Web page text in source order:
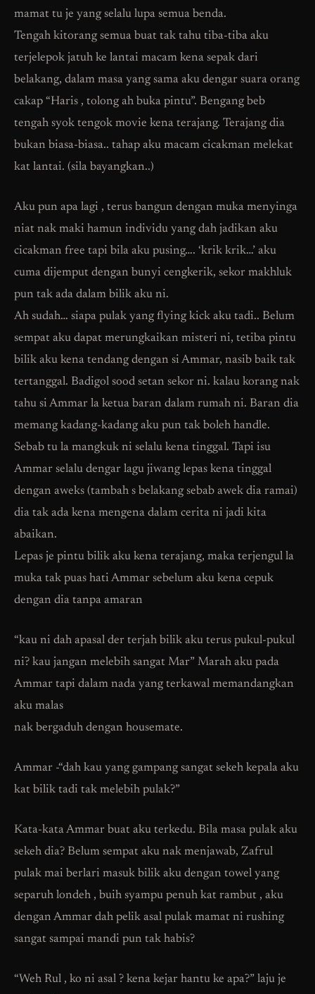
mamat tu je yang selalu lupa semua benda.
Tengah kitorang semua buat tak tahu tiba-tiba aku
terjelepok jatuh ke lantai macam kena sepak dari
belakang, dalam masa yang sama aku dengar suara orang
cakap “Haris , tolong ah buka pintu”. Bengang beb
tengah syok tengok movie kena terajang. Terajang dia
bukan biasa-biasa.. tahap aku macam cicakman melekat
kat lantai. (sila bayangkan..)
Aku pun apa lagi , terus bangun dengan muka menyinga
niat nak maki hamun individu yang dah jadikan aku
cicakman free tapi bila aku pusing…. ‘krik krik…’ aku
cuma dijemput dengan bunyi cengkerik, sekor makhluk
pun tak ada dalam bilik aku ni.
Ah sudah… siapa pulak yang flying kick aku tadi.. Belum
sempat aku dapat merungkaikan misteri ni, tetiba pintu
bilik aku kena tendang dengan si Ammar, nasib baik tak
tertanggal. Badigol sood setan sekor ni. kalau korang nak
tahu si Ammar la ketua baran dalam rumah ni. Baran dia
memang kadang-kadang aku pun tak boleh handle.
Sebab tu la mangkuk ni selalu kena tinggal. Tapi isu
Ammar selalu dengar lagu jiwang lepas kena tinggal
dengan aweks (tambah s belakang sebab awek dia ramai)
dia tak ada kena mengena dalam cerita ni jadi kita
abaikan.
Lepas je pintu bilik aku kena terajang, maka terjengul la
muka tak puas hati Ammar sebelum aku kena cepuk
dengan dia tanpa amaran
“kau ni dah apasal der terjah bilik aku terus pukul-pukul
ni? kau jangan melebih sangat Mar” Marah aku pada
Ammar tapi dalam nada yang terkawal memandangkan
aku malas
nak bergaduh dengan housemate.
Ammar -“dah kau yang gampang sangat sekeh kepala aku
kat bilik tadi tak melebih pulak?”
Kata-kata Ammar buat aku terkedu. Bila masa pulak aku
sekeh dia? Belum sempat aku nak menjawab, Zafrul
pulak mai berlari masuk bilik aku dengan towel yang
separuh londeh , buih syampu penuh kat rambut , aku
dengan Ammar dah pelik asal pulak mamat ni rushing
sangat sampai mandi pun tak habis?
“Weh Rul , ko ni asal ? kena kejar hantu ke apa?” laju je